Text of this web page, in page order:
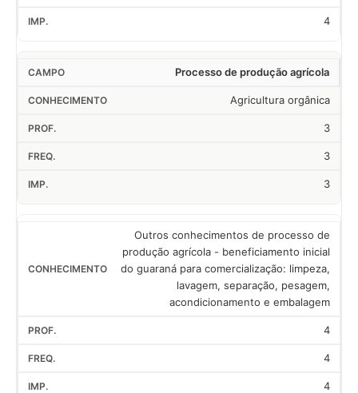
4
Processo de produção agrícola
Agricultura orgânica
3
3
3
Outros conhecimentos de processo de
produção agrícola - beneficiamento inicial
do guaraná para comercialização: limpeza,
lavagem, separação, pesagem,
acondicionamento e embalagem
4
4
4